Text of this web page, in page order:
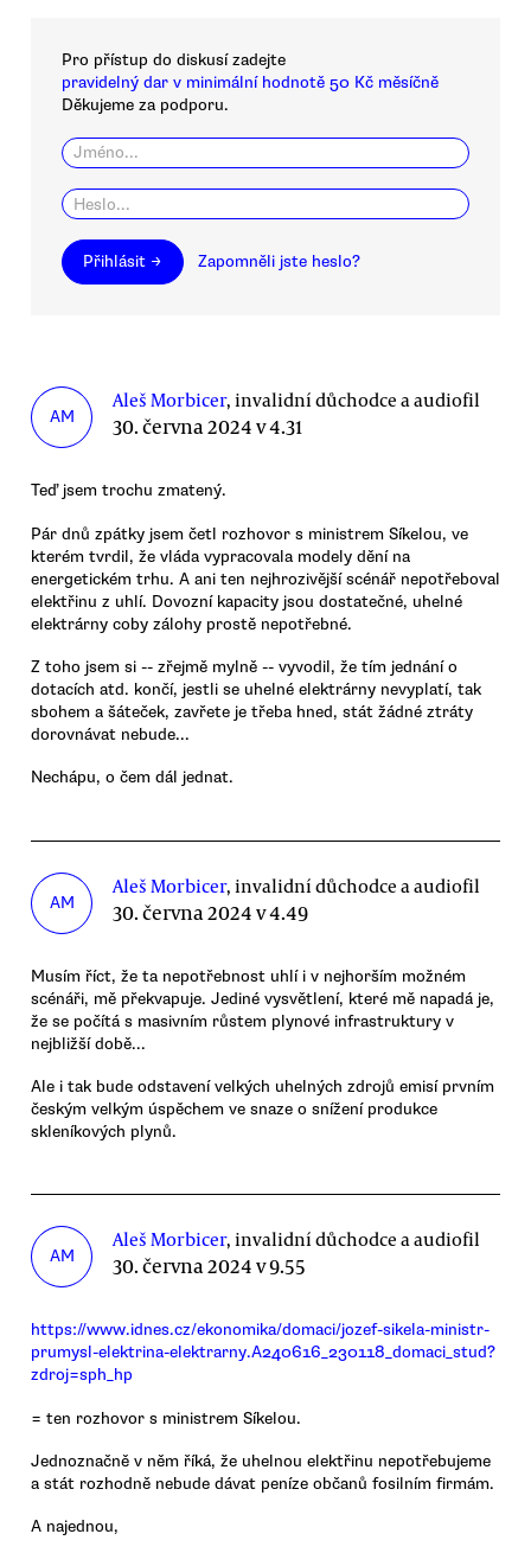
Pro přístup do diskusí zadejte
pravidelný dar v minimální hodnotě 50 Kč měsíčně
Děkujeme za podporu.
Přihlásit → Zapomněli jste heslo?
AM
Aleš Morbicer, invalidní důchodce a audiofil
30. června 2024 v 4.31
Teď jsem trochu zmatený.
Pár dnů zpátky jsem četl rozhovor s ministrem Síkelou, ve
kterém tvrdil, že vláda vypracovala modely dění na
energetickém trhu. A ani ten nejhrozivější scénář nepotřeboval
elektřinu z uhlí. Dovozní kapacity jsou dostatečné, uhelné
elektrárny coby zálohy prostě nepotřebné.
Z toho jsem si -- zřejmě mylně -- vyvodil, že tím jednání o
dotacích atd. končí, jestli se uhelné elektrárny nevyplatí, tak
sbohem a šáteček, zavřete je třeba hned, stát žádné ztráty
dorovnávat nebude...
Nechápu, o čem dál jednat.
AM
Aleš Morbicer, invalidní důchodce a audiofil
30. června 2024 v 4.49
Musím říct, že ta nepotřebnost uhlí i v nejhorším možném
scénáři, mě překvapuje. Jediné vysvětlení, které mě napadá je,
že se počítá s masivním růstem plynové infrastruktury v
nejbližší době...
Ale i tak bude odstavení velkých uhelných zdrojů emisí prvním
českým velkým úspěchem ve snaze o snížení produkce
skleníkových plynů.
AM
Aleš Morbicer, invalidní důchodce a audiofil
30. června 2024 v 9.55
https://www.idnes.cz/ekonomika/domaci/jozef-sikela-ministr-
prumysl-elektrina-elektrarny.A240616_230118_domaci_stud?
zdroj=sph_hp
= ten rozhovor s ministrem Síkelou.
Jednoznačně v něm říká, že uhelnou elektřinu nepotřebujeme
a stát rozhodně nebude dávat peníze občanů fosilním firmám.
A najednou,